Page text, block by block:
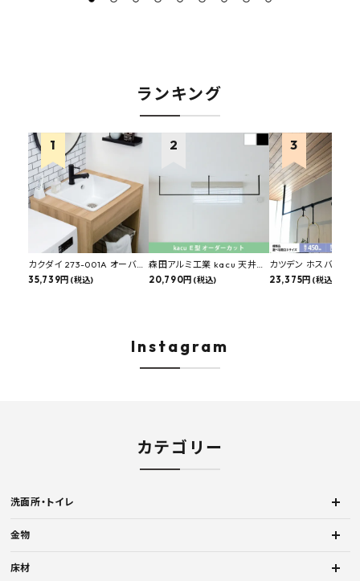
ランキング
カクダイ 273-001A オーバー
カウンタースロップシンク 選
35,739円 (税込)
森田アルミ工業 kacu 天井付
け物干し E型 サイズオーダー
20,790円 (税込)
カツデン ホスバ 天井
物干し 標準サイズ ス
23,375円 (税込)
Instagram
カテゴリー
洗面所・トイレ
金物
床材